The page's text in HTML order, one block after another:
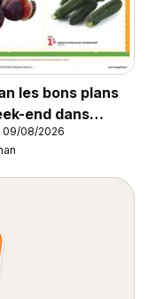
les bons plans
end dans
08/2026